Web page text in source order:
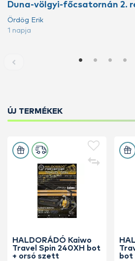
Duna-völgyi-főcsatornán 2.
Ördög Erik
1 napja
ÚJ TERMÉKEK
HALDORÁDÓ Kaiwo
Travel Spin 240XH bot
+ orsó szett
bot